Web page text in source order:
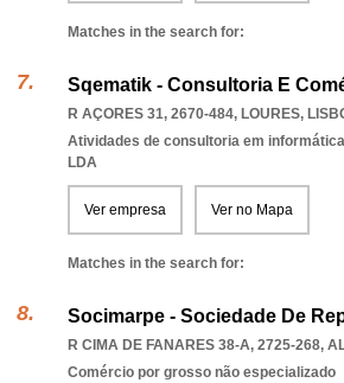
Matches in the search for:
Sqematik - Consultoria E
R AÇORES 31, 2670-484, LOURES,
Atividades de consultoria em informática
LDA
Ver empresa Ver no Mapa
Matches in the search for:
Socimarpe - Sociedade De
R CIMA DE FANARES 38-A, 2725-268,
Comércio por grosso não especializado